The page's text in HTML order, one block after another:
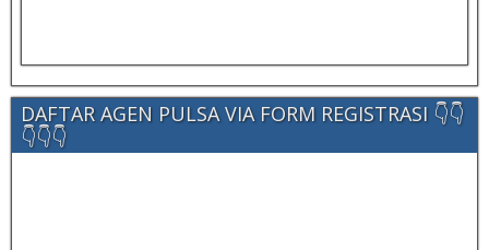
DAFTAR AGEN PULSA VIA FORM REGISTRASI 👇👇
👇👇👇